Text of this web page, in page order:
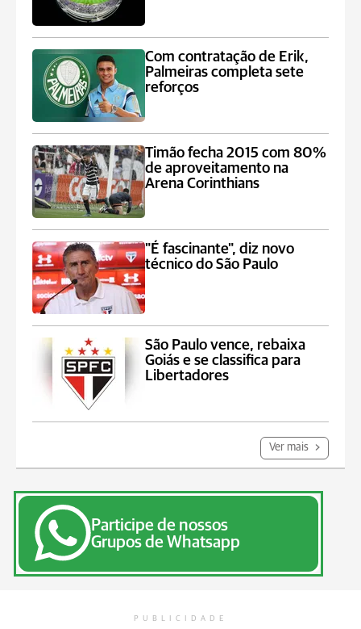
Com contratação de Erik,
Palmeiras completa sete
reforços
Timão fecha 2015 com 80%
de aproveitamento na
Arena Corinthians
"É fascinante", diz novo
técnico do São Paulo
São Paulo vence, rebaixa
Goiás e se classifica para
Libertadores
Ver mais
Participe de nossos
Grupos de Whatsapp
PUBLICIDADE